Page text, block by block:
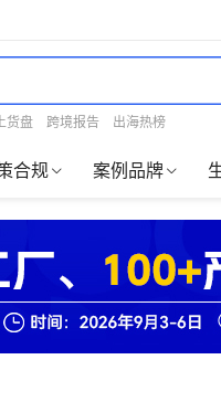
货盘 跨境报告 出海热榜
合规 案例品牌